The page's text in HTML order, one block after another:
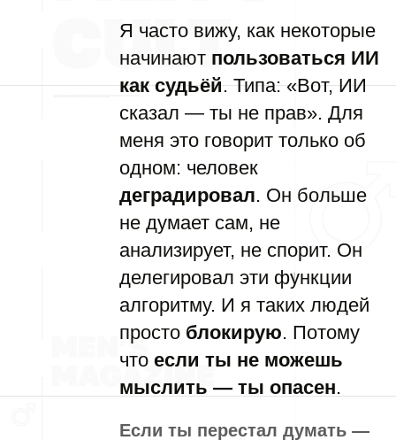
Я часто вижу, как некоторые
начинают пользоваться ИИ
как судьёй. Типа: «Вот, ИИ
сказал — ты не прав». Для
меня это говорит только об
одном: человек
деградировал. Он больше
не думает сам, не
анализирует, не спорит. Он
делегировал эти функции
алгоритму. И я таких людей
просто блокирую. Потому
что если ты не можешь
мыслить — ты опасен.
Если ты перестал думать —